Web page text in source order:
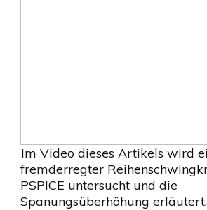
Im Video dieses Artikels wird
fremderregter
PSPICE untersucht und die
Spanungsüberhöhung erläutert.